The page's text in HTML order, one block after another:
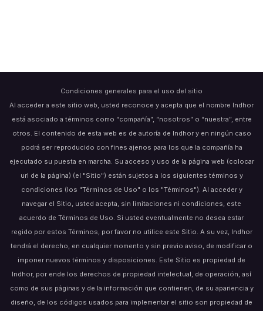
Condiciones generales para el uso del sitio
Al acceder a este sitio web, usted reconoce y acepta que el nombre Indhor
está asociado a términos como “compañía”, “nosotros” o “nuestra”, entre
otros. El contenido de esta web es de autoría de Indhor y en ningún caso
podrá ser reproducido con fines ajenos para los que la compañía ha
ejecutado su puesta en marcha. Su acceso y uso de la página web (colocar
url de la página) (el "Sitio") están sujetos a los siguientes términos y
condiciones (los "Términos de Uso" o los "Términos"). Al acceder y
navegar el Sitio, usted acepta, sin limitaciones ni condiciones, este
acuerdo de Términos de Uso. Si usted eventualmente no desea estar
regido por estos Términos, por favor no utilice este Sitio. A su vez, Indhor
tendrá el derecho, en cualquier momento y sin previo aviso, de modificar o
imponer nuevos términos y disposiciones. Este Sitio es propiedad de
Indhor, por ende los derechos de propiedad intelectual, de operación, así
como de sus páginas y de la información que contienen, de su apariencia y
diseño, de los códigos usados para implementar el sitio son propiedad de